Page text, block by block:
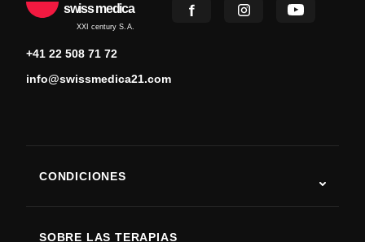
swiss medica
XXI century S.A.
+41 22 508 71 72
info@swissmedica21.com
CONDICIONES
SOBRE LAS TERAPIAS